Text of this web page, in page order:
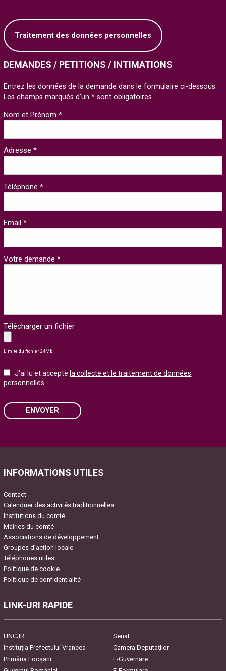
Traitement des données personnelles
DEMANDES / PETITIONS / INTIMATIONS
Entrez les données de la demande dans le formulaire ci-dessous.
Les champs marqués d'un * sont obligatoires
Nom et Prénom *
Adresse *
Téléphone *
Email *
Votre demande *
Télécharger un fichier
Limite du fichier 24Mb
J'ai lu et accepte la collecte et le traitement de données
personnelles
ENVOYER
INFORMATIONS UTILES
Contact
Calendrier des activités traditionnelles
Institutions du comté
Mairies du comté
Associations de développement
Groupes d’action locale
Téléphones utiles
Politique de cookie
Politique de confidentialité
LINK-URI RAPIDE
UNCJR
Senat
Instituția Prefectului Vrancea
Camera Deputaților
Primăria Focşani
E-Guvernare